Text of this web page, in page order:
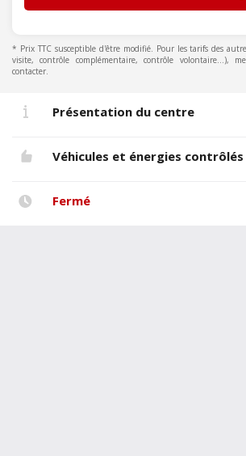
* Prix TTC susceptible d'être modifié. Pour les tarifs des
visite, contrôle complémentaire, contrôle volontaire...),
contacter.
Présentation du centre
Véhicules et énergies contrôlés
Fermé